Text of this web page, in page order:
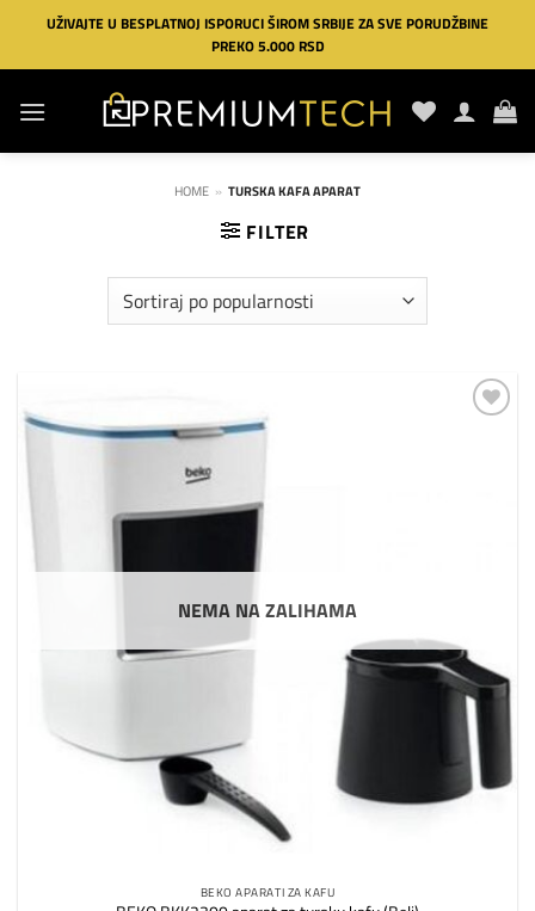
Preskoči
sadržaj
UŽIVAJTE U BESPLATNOJ ISPORUCI ŠIROM SRBIJE ZA SVE PORUDŽBINE
PREKO 5.000 RSD
HOME » TURSKA KAFA APARAT
FILTER
NEMA NA ZALIHAMA
BEKO APARATI ZA KAFU